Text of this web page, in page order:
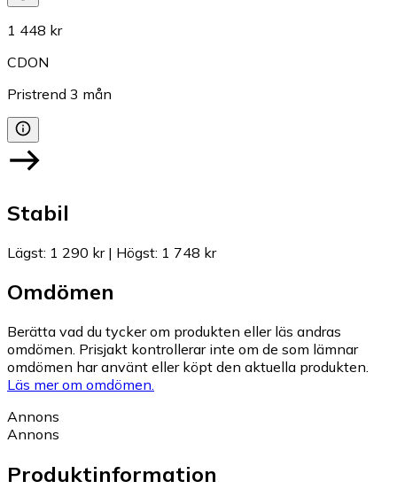
1 448 kr
CDON
Pristrend 3 mån
Stabil
Lägst: 1 290 kr| Högst: 1 748 kr
Omdömen
Berätta vad du tycker om produkten eller läs andras
omdömen. Prisjakt kontrollerar inte om de som lämnar
omdömen har använt eller köpt den aktuella produkten.
Läs mer om omdömen.
Annons
Annons
Produktinformation